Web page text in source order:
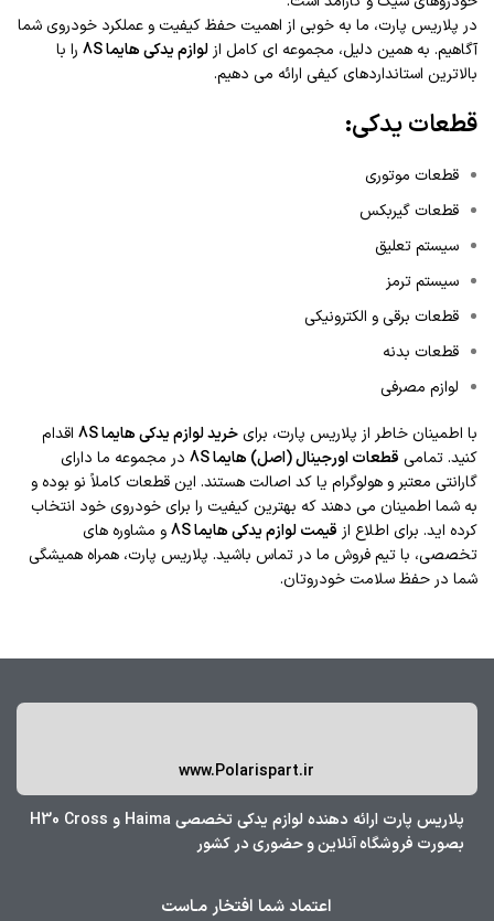
در پلاریس پارت، ما به خوبی از اهمیت حفظ کیفیت و عملکرد خودروی شما
آگاهیم. به همین دلیل، مجموعه‌ ای کامل از لوازم یدکی هایما 8S
را با
بالاترین استانداردهای کیفی ارائه می‌ دهیم.
قطعات یدکی:
قطعات موتوری
قطعات گیربکس
سیستم تعلیق
سیستم ترمز
قطعات برقی و الکترونیکی
قطعات بدنه
لوازم مصرفی
با اطمینان خاطر از پلاریس پارت، برایخرید لوازم یدکی هایما 8S
اقدام
کنید. تمامی قطعات اورجینال (اصل) هایما 8S
در مجموعه ما دارای
گارانتی معتبر و هولوگرام یا کد اصالت هستند. این قطعات کاملاً نو بوده و
به شما اطمینان می‌ دهند که بهترین کیفیت را برای خودروی خود انتخاب
کرده‌ اید. برای اطلاع از قیمت لوازم یدکی هایما 8S
و مشاوره‌ های
تخصصی، با تیم فروش ما در تماس باشید. پلاریس پارت، همراه همیشگی
شما در حفظ سلامت خودروتان.
www.Polarispart.ir
پلاریس پارت ارائه دهنده لوازم یدکی تخصصی Haima و H30 Cross
بصورت فروشگاه آنلاین و حضوری در کشور
اعتماد شما افتخار مـاست